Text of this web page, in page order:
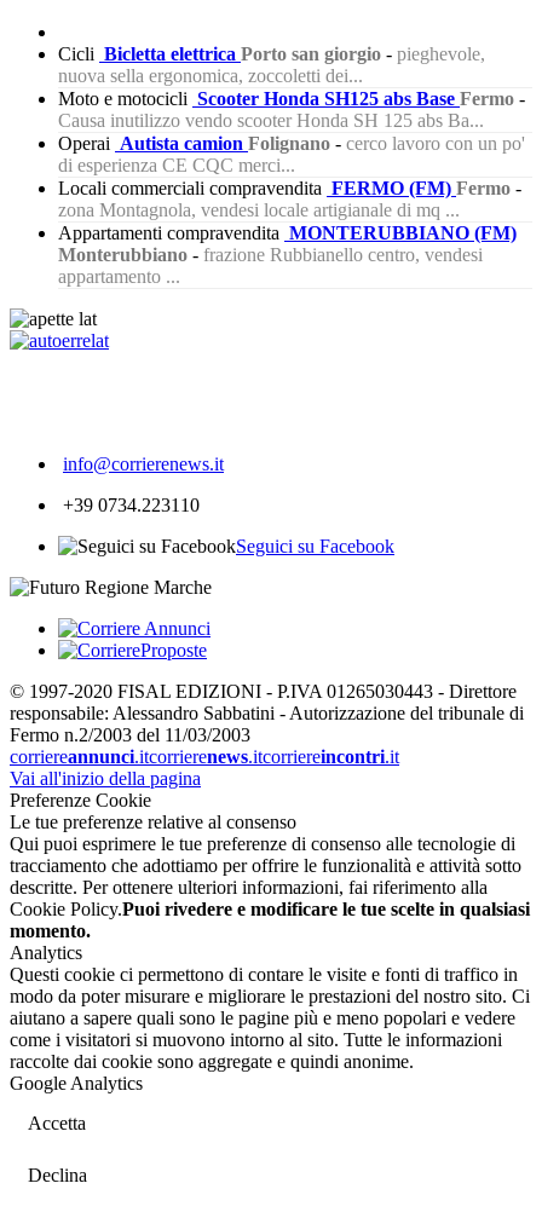
Cicli Bicletta elettrica Porto san giorgio - pieghevole,
nuova sella ergonomica, zoccoletti dei...
Moto e motocicli Scooter Honda SH125 abs Base Fermo -
Causa inutilizzo vendo scooter Honda SH 125 abs Ba...
Operai Autista camion Folignano - cerco lavoro con un po'
di esperienza CE CQC merci...
Locali commerciali compravendita FERMO (FM) Fermo -
zona Montagnola, vendesi locale artigianale di mq ...
Appartamenti compravendita MONTERUBBIANO (FM)
Monterubbiano - frazione Rubbianello centro, vendesi
appartamento ...
info@corrierenews.it
+39 0734.223110
Seguici su Facebook
© 1997-2020 FISAL EDIZIONI - P.IVA 01265030443 - Direttore
responsabile: Alessandro Sabbatini - Autorizzazione del tribunale di
Fermo n.2/2003 del 11/03/2003
corriereannunci.itcorrierenews.itcorriereincontri.it
Vai all'inizio della pagina
Preferenze Cookie
Le tue preferenze relative al consenso
Qui puoi esprimere le tue preferenze di consenso alle tecnologie di
tracciamento che adottiamo per offrire le funzionalità e attività sotto
descritte. Per ottenere ulteriori informazioni, fai riferimento alla
Cookie Policy.Puoi rivedere e modificare le tue scelte in qualsiasi
momento.
Analytics
Questi cookie ci permettono di contare le visite e fonti di traffico in
modo da poter misurare e migliorare le prestazioni del nostro sito. Ci
aiutano a sapere quali sono le pagine più e meno popolari e vedere
come i visitatori si muovono intorno al sito. Tutte le informazioni
raccolte dai cookie sono aggregate e quindi anonime.
Google Analytics
Accetta
Declina